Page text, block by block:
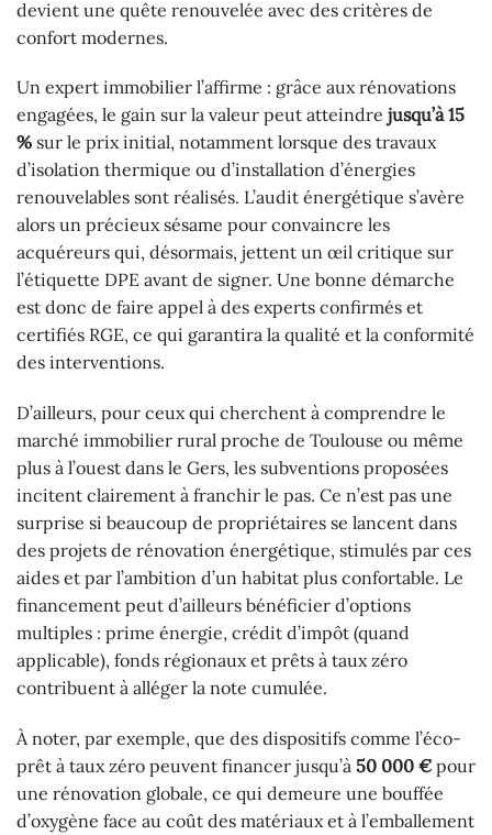
devient une quête renouvelée avec des critères de
confort modernes.
Un expert immobilier l’affirme : grâce aux rénovations
engagées, le gain sur la valeur peut atteindre jusqu’à 15
% sur le prix initial, notamment lorsque des travaux
d’isolation thermique ou d’installation d’énergies
renouvelables sont réalisés. L’audit énergétique s’avère
alors un précieux sésame pour convaincre les
acquéreurs qui, désormais, jettent un œil critique sur
l’étiquette DPE avant de signer. Une bonne démarche
est donc de faire appel à des experts confirmés et
certifiés RGE, ce qui garantira la qualité et la conformité
des interventions.
D’ailleurs, pour ceux qui cherchent à comprendre le
marché immobilier rural proche de Toulouse ou même
plus à l’ouest dans le Gers, les subventions proposées
incitent clairement à franchir le pas. Ce n’est pas une
surprise si beaucoup de propriétaires se lancent dans
des projets de rénovation énergétique, stimulés par ces
aides et par l’ambition d’un habitat plus confortable. Le
financement peut d’ailleurs bénéficier d’options
multiples : prime énergie, crédit d’impôt (quand
applicable), fonds régionaux et prêts à taux zéro
contribuent à alléger la note cumulée.
À noter, par exemple, que des dispositifs comme l’éco-
prêt à taux zéro peuvent financer jusqu’à 50 000 € pour
une rénovation globale, ce qui demeure une bouffée
d’oxygène face au coût des matériaux et à l’emballement